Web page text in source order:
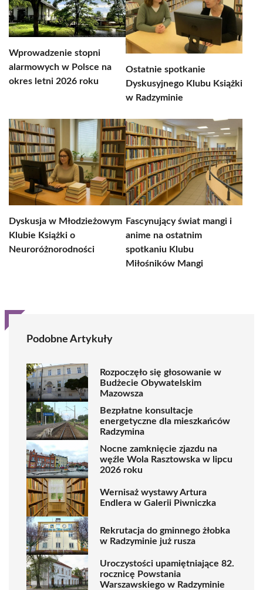
Wprowadzenie stopni
alarmowych w Polsce na
okres letni 2026 roku
Ostatnie spotkanie
Dyskusyjnego Klubu Książki
w Radzyminie
Dyskusja w Młodzieżowym
Klubie Książki o
Neuroróżnorodności
Fascynujący świat mangi i
anime na ostatnim
spotkaniu Klubu
Miłośników Mangi
Podobne Artykuły
Rozpoczęło się głosowanie w
Budżecie Obywatelskim
Mazowsza
Bezpłatne konsultacje
energetyczne dla mieszkańców
Radzymina
Nocne zamknięcie zjazdu na
węźle Wola Rasztowska w lipcu
2026 roku
Wernisaż wystawy Artura
Endlera w Galerii Piwniczka
Rekrutacja do gminnego żłobka
w Radzyminie już rusza
Uroczystości upamiętniające 82.
rocznicę Powstania
Warszawskiego w Radzyminie